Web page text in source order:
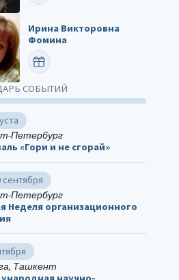
Ирина Викторовна
Фомина
ПОЗДРАВИТЬ
СОБЫТИЙ
Петербург
«Гори и не сгорай»
Петербург
Неделя организационного
Ташкент